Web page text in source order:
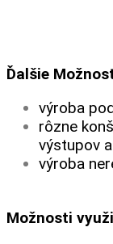
Ďalšie
výroba
rôzne
výstupov
výroba
Možnosti